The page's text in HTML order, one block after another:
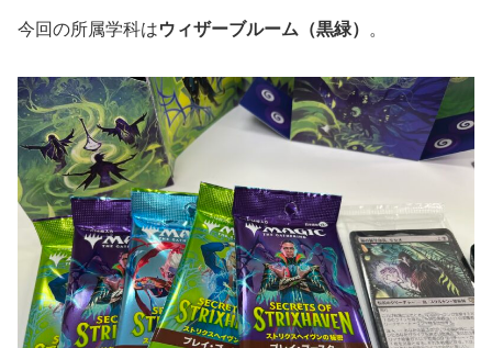
今回の所属学科はウィザーブルーム（黒緑） 。